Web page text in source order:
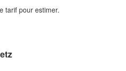
tarif pour estimer.